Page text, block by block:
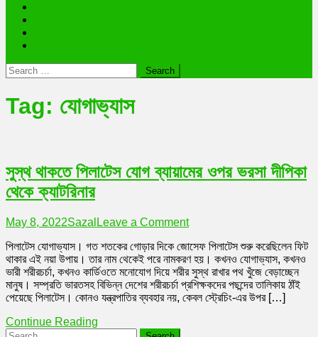
Search
for:
Tag: যোগাভ্যাস
সুস্থ থাকতে পিলাটেস যোগ ব্যায়ামের ওপর ভরসা দীপিকা
থেকে ক্যাটরিনার
May 8, 2022Sazal Leave a Commenton
থাকতে
পিলাটেস
যোগ
ব্যায়ামের
ওপর
পিলাটেস যোগাভ্যাস। গত শতকের গোড়ার দিকে জোসেফ পিলাটেস শুরু করেছিলেন ফিট
থাকার এই নয়া উপায়। তার নাম থেকেই পরে নামকরণ হয়। কখনও যোগাভ্যাস, কখনও
ভারী শরীরচর্চা, কখনও কার্ডিওতে মনোযোগ দিয়ে শরীর সুস্থ রাখার পথ খুঁজে বেড়াচ্ছেন
মানুষ। সম্প্রতি ভারতসহ বিভিন্ন দেশের শরীরচর্চা প্রশিক্ষকদের পছন্দের তালিকায় ঠাঁই
পেয়েছে পিলাটেস। কোনও যন্ত্রপাতির ব্যবহার নয়, কেবল স্ট্রেচিং-এর উপর […]
Continue Reading
Search